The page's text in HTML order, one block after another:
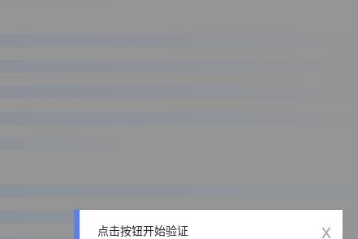
点击按钮开始验证 x